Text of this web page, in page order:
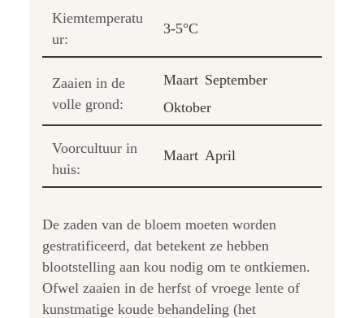
Kiemtemperatu
ur:
3-5°C
Zaaien in de
volle grond:
Maart September
Oktober
Voorcultuur in
huis:
Maart April
De zaden van de bloem moeten worden
gestratificeerd, dat betekent ze hebben
blootstelling aan kou nodig om te ontkiemen.
Ofwel zaaien in de herfst of vroege lente of
kunstmatige koude behandeling (het